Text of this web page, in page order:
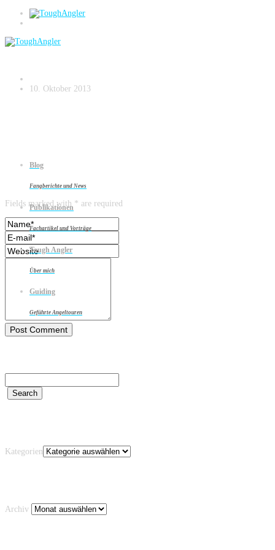
Blog
Fangberichte und News
Publikationen
Fachartikel und Vorträge
Tough Angler
Über mich
Guiding
Geführte Angeltouren
Das Boot des Zanderflüsterers
10. Oktober 2013
Leave a reply
Fields marked with * are required
Kategorien
Archiv